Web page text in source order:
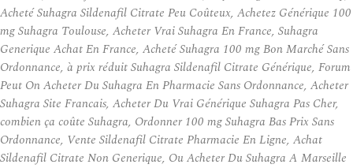
Acheté Suhagra Sildenafil Citrate Peu Coûteux, Achetez Générique 100
mg Suhagra Toulouse, Acheter Vrai Suhagra En France, Suhagra
Generique Achat En France, Acheté Suhagra 100 mg Bon Marché Sans
Ordonnance, à prix réduit Suhagra Sildenafil Citrate Générique, Forum
Peut On Acheter Du Suhagra En Pharmacie Sans Ordonnance, Acheter
Suhagra Site Francais, Acheter Du Vrai Générique Suhagra Pas Cher,
combien ça coûte Suhagra, Ordonner 100 mg Suhagra Bas Prix Sans
Ordonnance, Vente Sildenafil Citrate Pharmacie En Ligne, Achat
Sildenafil Citrate Non Generique, Ou Acheter Du Suhagra A Marseille